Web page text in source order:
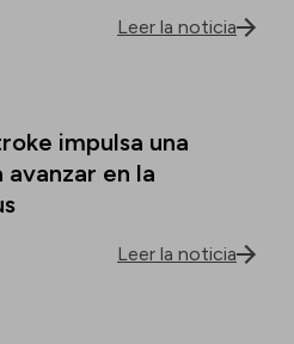
Leer la noticia
impulsa una
en la
Leer la noticia